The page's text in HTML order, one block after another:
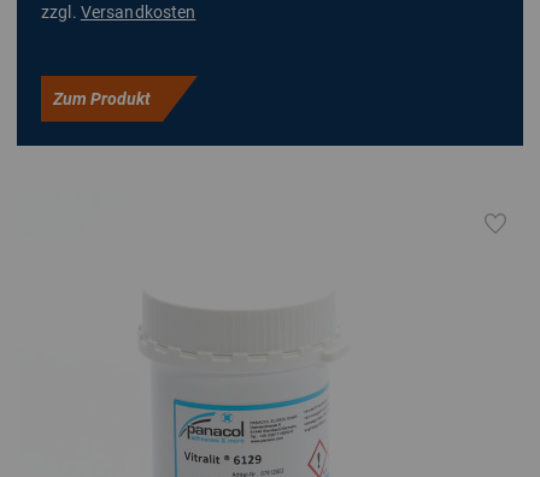
zzgl. Versandkosten
Zum Produkt